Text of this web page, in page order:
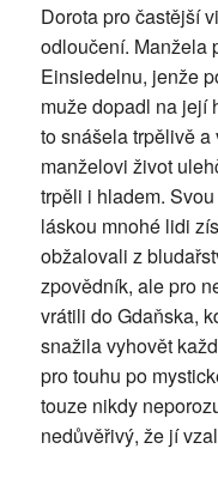
Dorota pro častější
odloučení. Manžela
Einsiedelnu, jenže
muže dopadl na její
to snášela trpělivě
manželovi život
trpěli i hladem.
láskou mnohé lidi
obžalovali z
zpovědník, ale pro
vrátili do Gdaňska,
snažila vyhovět
pro touhu po
touze nikdy
nedůvěřivý, že jí